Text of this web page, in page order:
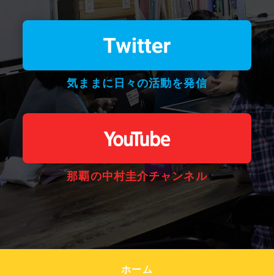
気ままに日々の活動を発信
那覇の中村圭介チャンネル
ホーム